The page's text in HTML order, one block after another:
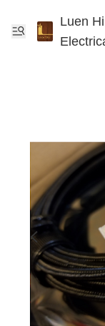
Luen